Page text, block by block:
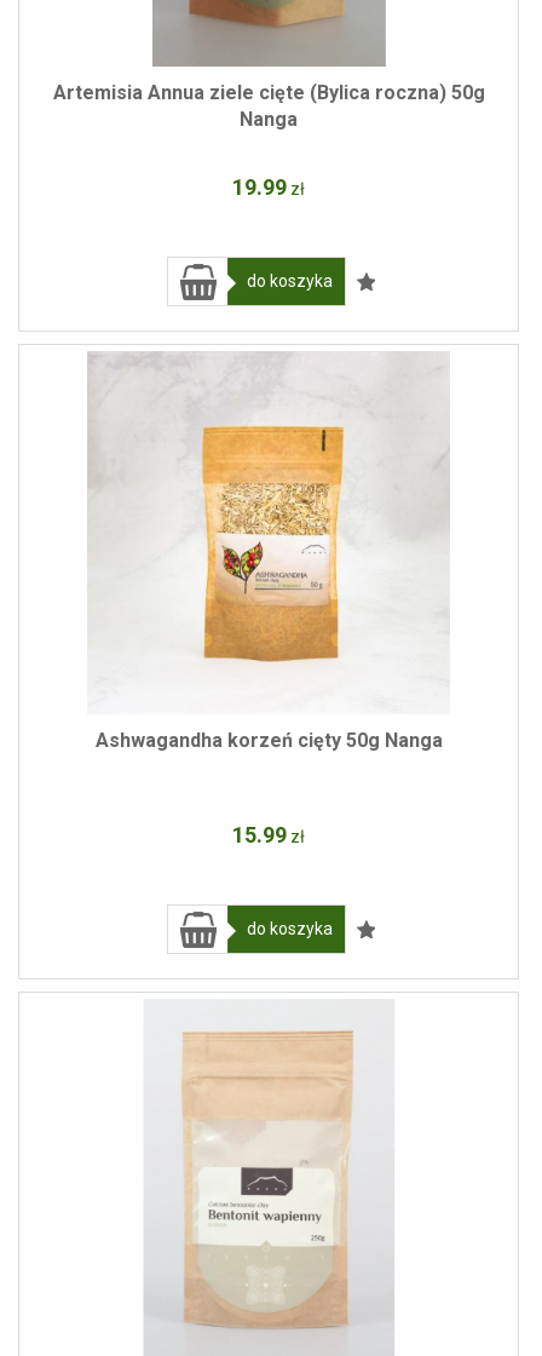
Artemisia Annua ziele cięte (Bylica roczna) 50g
Nanga
19.99 zł
do koszyka
Ashwagandha korzeń cięty 50g Nanga
15.99 zł
do koszyka